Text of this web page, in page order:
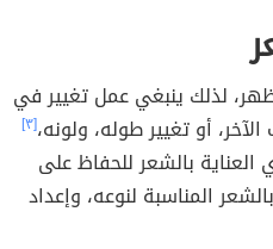
لذلك ينبغي عمل تغيير في
أو تغيير طوله، ولونه،[٣]
العناية بالشعر للحفاظ على
المناسبة لنوعه، وإعداد